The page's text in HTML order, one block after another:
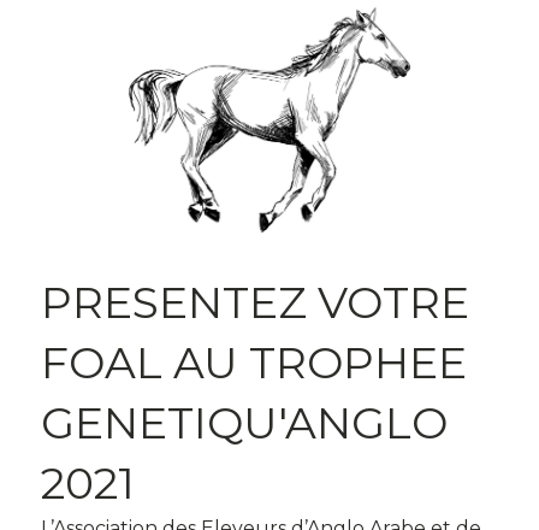
PRESENTEZ VOTRE
FOAL AU TROPHEE
GENETIQU'ANGLO
2021